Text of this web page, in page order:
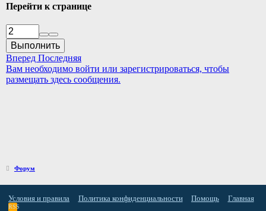
Перейти к странице
Выполнить
Вперед Последняя
Вам необходимо войти или зарегистрироваться, чтобы
размещать здесь сообщения.
Форум
Условия и правила Политика конфиденциальности Помощь Главная
RSS